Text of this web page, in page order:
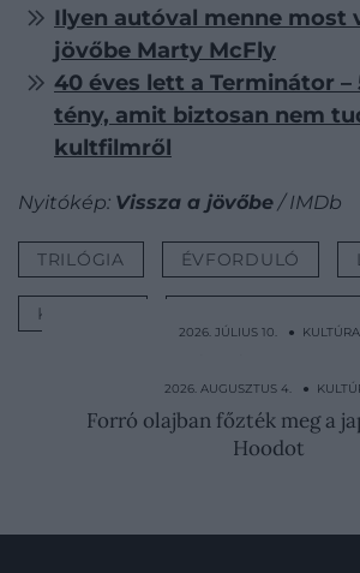
Ilyen autóval menne most
jövőbe Marty McFly
40 éves lett a Terminátor –
tény, amit biztosan nem
kultfilmről
Nyitókép: Vissza a jövőbe/ IMDb
TRILÓGIA ÉVFORDULÓ
KULTFILM
2026. JÚLIUS 10. ● KULTÚRA
rákról
2026. AUGUSZTUS 4. ●
Forró olajban főzték meg a
Hoodot